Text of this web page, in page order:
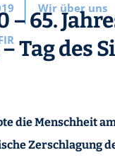
Wir über uns
– 65.
Tag des
die Menschheit
Zerschlagung